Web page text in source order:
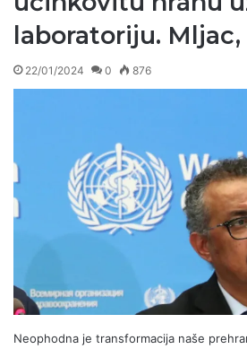
laboratoriju. Mljac,
22/01/2024 0 876
Neophodna je transformacija naše